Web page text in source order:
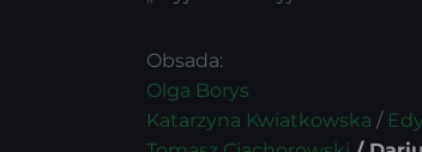
Obsada:
Olga Borys
Katarzyna Kwiatkowska /